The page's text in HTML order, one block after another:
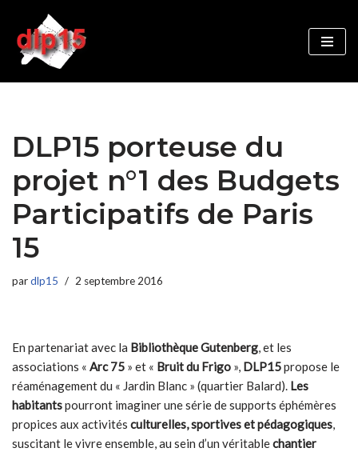
Aller
au
contenu
DLP15 porteuse du
projet n°1 des Budgets
Participatifs de Paris
15
pardlp15 2 septembre 2016
En partenariat avec la Bibliothèque Gutenberg, et les
associations « Arc 75 » et « Bruit du Frigo », DLP15propose le
réaménagement du « Jardin Blanc » (quartier Balard). Les
habitantspourront imaginer une série de supports éphémères
propices aux activités culturelles, sportives et pédagogiques,
suscitant le vivre ensemble, au sein d’un véritablechantier